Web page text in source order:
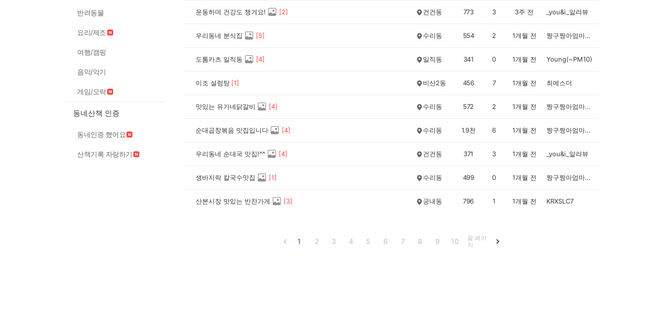
반려동물
요리/제조
여행/캠핑
음악/악기
게임/오락
동네산책 인증
동네인증 했어요
산책기록 자랑하기
운동하며 건강도 챙겨요! [2] 건건동 773 3 3주 전 _you&i_알랴뷰
우리동네 분식집 [5] 수리동 554 2 1개월 전 짱구짱아엄마입니다
도톰카츠 일직동 [4] 일직동 341 0 1개월 전 Young(~PM10)
이조 설렁탕 [1] 비산2동 456 7 1개월 전 최에스더
맛있는 유가네닭갈비 [4] 수리동 572 2 1개월 전 짱구짱아엄마입니다
순대곱창볶음 맛집입니다 [4] 수리동 1.9천 6 1개월 전 짱구짱아엄마입니다
우리동네 순대국 맛집!^^ [4] 건건동 371 3 1개월 전 _you&i_알랴뷰
생바지락 칼국수맛집 [1] 수리동 499 0 1개월 전 짱구짱아엄마입니다
산본시장 맛있는 반찬가게 [3] 궁내동 796 1 1개월 전 KRXSLC7
1 2 3 4 5 6 7 8 9 10
끝 페이
지